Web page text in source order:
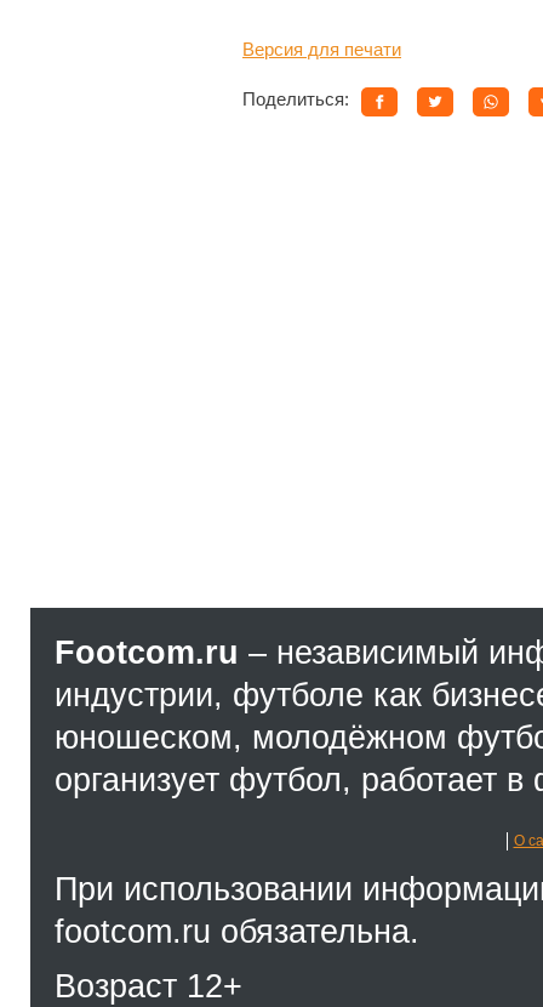
Версия для печати
Поделиться:
Footcom.ru – независимый
индустрии, футболе как
юношеском, молодёжном
организует футбол, работает
О
При использовании
footcom.ru обязательна.
Возраст 12+